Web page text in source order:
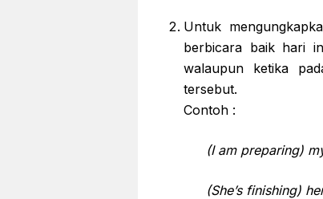
Untuk
berbicara baik hari
walaupun ketika
tersebut.
Contoh :
(I am preparing)
(She’s finishing)